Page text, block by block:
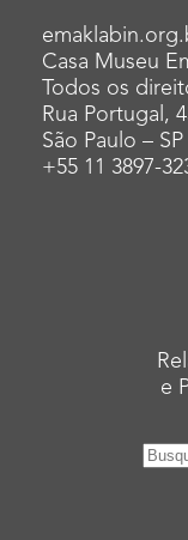
Casa Museu
Todos os
Rua Portugal,
São Paulo –
+55 11 3897-
e